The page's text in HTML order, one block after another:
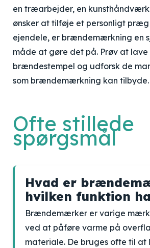
en træarbejder, en
ønsker at tilføje et personligt
ejendele, er brændemærkning en
måde at gøre det på. Prøv at
brændestempel og udforsk de
som brændemærkning kan tilbyde.
Ofte stillede
spørgsmål
Hvad er
hvilken funktion
Brændemærker er varige
ved at påføre varme på
materiale. De bruges ofte til at